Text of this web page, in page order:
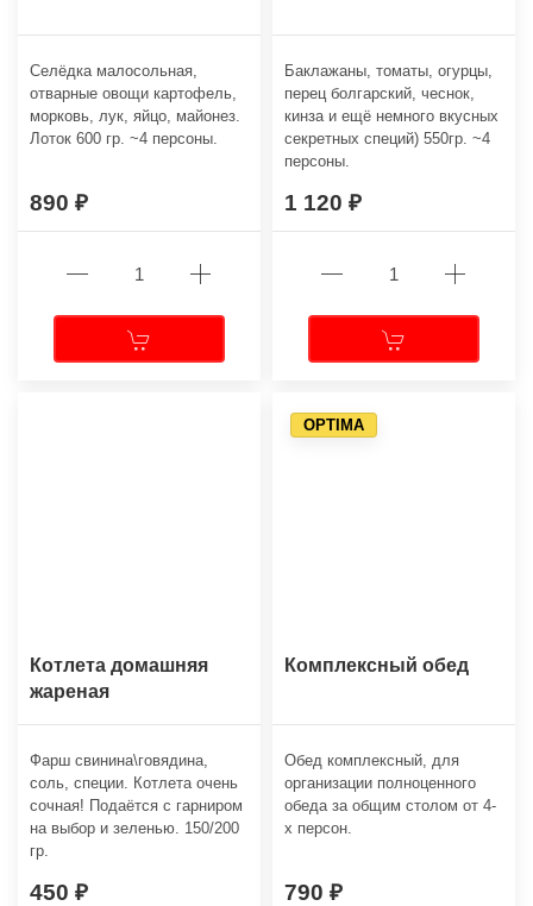
Селёдка малосольная,
отварные овощи картофель,
морковь, лук, яйцо, майонез.
Лоток 600 гр. ~4 персоны.
890
Баклажаны, томаты, огурцы,
перец болгарский, чеснок,
кинза и ещё немного вкусных
секретных специй) 550гр. ~4
персоны.
1 120
Котлета домашняя
жареная
Фарш свинина\говядина,
соль, специи. Котлета очень
сочная! Подаётся с гарниром
на выбор и зеленью. 150/200
гр.
450
OPTIMA
Комплексный обед
Обед комплексный, для
организации полноценного
обеда за общим столом от 4-
х персон.
790